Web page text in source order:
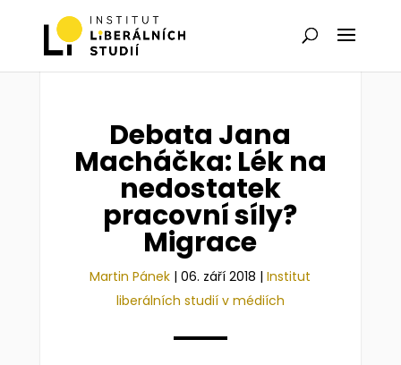
Debata Jana
Macháčka: Lék na
nedostatek
pracovní síly?
Migrace
Martin Pánek |06. září 2018 |Institut
liberálních studií v médiích